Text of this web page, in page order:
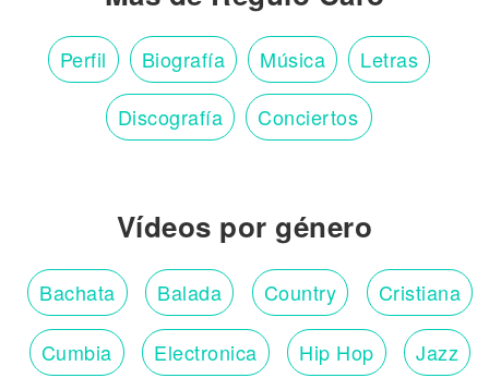
Perfil Biografía Música Letras
Discografía Conciertos
Vídeos por género
Bachata Balada Country Cristiana
Cumbia Electronica Hip Hop Jazz